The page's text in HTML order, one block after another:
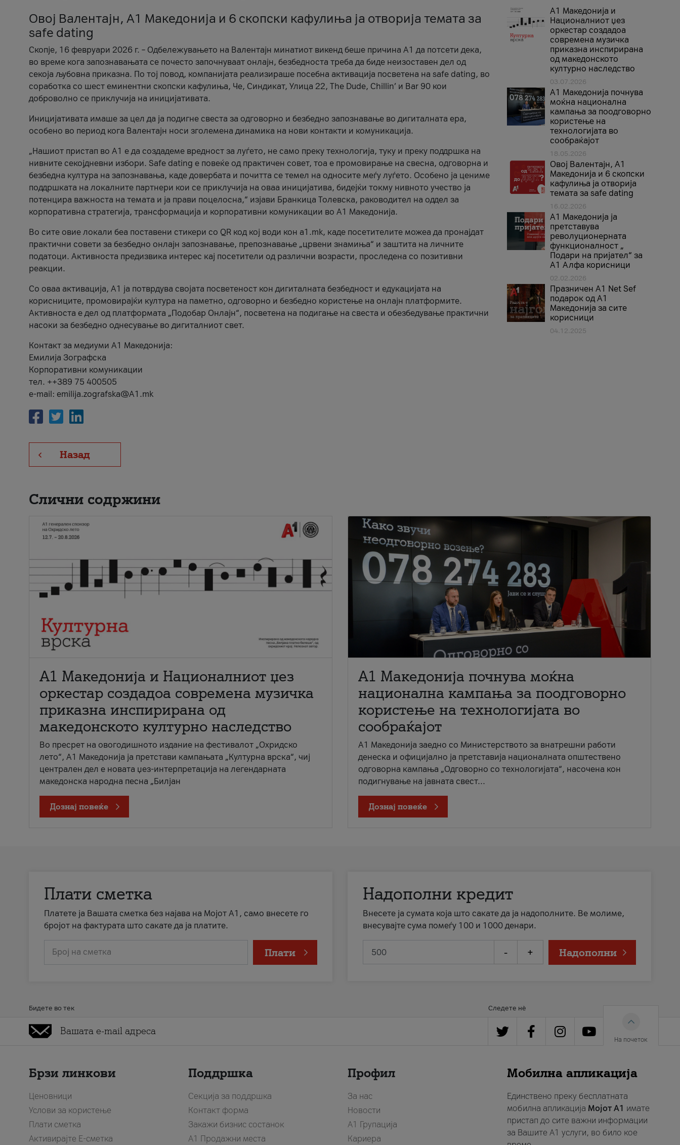
Овој Валентајн, A1 Македонија и 6 скопски кафулиња ја отворија темата за
safe dating
Скопје, 16 февруари 2026 г. – Одбележувањето на Валентајн минатиот викенд беше причина А1 да потсети дека,
во време кога запознавањата се почесто започнуваат онлајн, безбедноста треба да биде неизоставен дел од
секоја љубовна приказна. По тој повод, компанијата реализираше посебна активација посветена на safe dating, во
соработка со шест еминентни скопски кафулиња, Че, Синдикат, Улица 22, The Dude, Chillin’ и Bar 90 кои
доброволно се приклучија на иницијативата.
Иницијативата имаше за цел да ја подигне свеста за одговорно и безбедно запознавање во дигиталната ера,
особено во период кога Валентајн носи зголемена динамика на нови контакти и комуникација.
„Нашиот пристап во А1 е да создадеме вредност за луѓето, не само преку технологија, туку и преку поддршка на
нивните секојдневни избори. Safe dating е повеќе од практичен совет, тоа е промовирање на свесна, одговорна и
безбедна култура на запознавања, каде довербата и почитта се темел на односите меѓу луѓето. Особено ја цениме
поддршката на локалните партнери кои се приклучија на оваа иницијатива, бидејќи токму нивното учество ја
потенцира важноста на темата и ја прави поцелосна,“ изјави Бранкица Толевска, раководител на оддел за
корпоративна стратегија, трансформација и корпоративни комуникации во А1 Македонија.
Во сите овие локали беа поставени стикери со QR код кој води кон a1.mk, каде посетителите можеа да пронајдат
практични совети за безбедно онлајн запознавање, препознавање „црвени знамиња“ и заштита на личните
податоци. Активноста предизвика интерес кај посетители од различни возрасти, проследена со позитивни
реакции.
Со оваа активација, А1 ја потврдува својата посветеност кон дигиталната безбедност и едукацијата на
корисниците, промовирајќи култура на паметно, одговорно и безбедно користење на онлајн платформите.
Активноста е дел од платформата „Подобар Онлајн“, посветена на подигање на свеста и обезбедување практични
насоки за безбедно однесување во дигиталниот свет.
Контакт за медиуми А1 Македонија:
Емилија Зографска
Корпоративни комуникации
тел. ++389 75 400505
e-mail: emilija.zografska@A1.mk
Назад
А1 Македонија и
Националниот џез
оркестар создадоа
современа музичка
приказна инспирирана
од македонското
културно наследство
03.07.2026
A1 Македонија почнува
моќна национална
кампања за поодговорно
користење на
технологијата во
сообраќајот
18.05.2026
Овој Валентајн, A1
Македонија и 6 скопски
кафулиња ја отворија
темата за safe dating
16.02.2026
А1 Македонија ја
претставува
револуционерната
функционалност „
Подари на пријател“ за
А1 Алфа корисници
02.02.2026
Празничен A1 Net Sеf
подарок од А1
Македонија за сите
корисници
04.12.2025
Слични содржини
А1 Македонија и Националниот џез
оркестар создадоа современа музичка
приказна инспирирана од
македонското културно наследство
Во пресрет на овогодишното издание на фестивалот „Охридско
лето“, А1 Македонија ја претстави кампањата „Културна врска“, чиј
централен дел е новата џез-интерпретација на легендарната
македонска народна песна „Билјан
Дознај повеќе
A1 Македонија почнува моќна
национална кампања за поодговорно
користење на технологијата во
сообраќајот
A1 Македонија заедно со Министерството за внатрешни работи
денеска и официјално ја претставија националната општествено
одговорна кампања „Одговорно со технологијата“, насочена кон
подигнување на јавната свест...
Дознај повеќе
Плати сметка
Платете ја Вашата сметка без најава на Мојот А1, само внесете го
бројот на фактурата што сакате да ја платите.
Број на сметка Плати
Надополни кредит
Внесете ја сумата која што сакате да ја надополните. Ве молиме,
внесувајте сума помеѓу 100 и 1000 денари.
- + Надополни
Бидете во тек Следете нè
На почеток
Брзи линкови
Ценовници
Услови за користење
Плати сметка
Активирајте Е-сметка
Поддршка
Секција за поддршка
Контакт форма
Закажи бизнис состанок
A1 Продажни места
Профил
За нас
Новости
А1 Групација
Кариера
Мобилна апликација
Единствено преку бесплатната
мобилна апликација Мојот A1 имате
пристап до сите важни информации
за Вашите A1 услуги, во било кое